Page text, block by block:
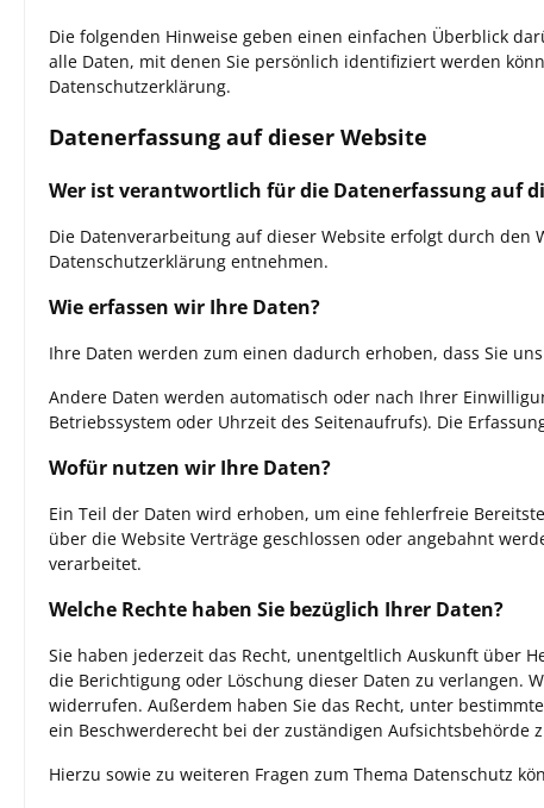
Die folgenden Hinweise geben einen einfachen Überblick
alle Daten, mit denen Sie persönlich identifiziert werden
Datenschutzerklärung.
Datenerfassung auf dieser Website
Wer ist verantwortlich für die Datenerfassung auf
Die Datenverarbeitung auf dieser Website erfolgt durch den
Datenschutzerklärung entnehmen.
Wie erfassen wir Ihre Daten?
Ihre Daten werden zum einen dadurch erhoben, dass Sie
Andere Daten werden automatisch oder nach Ihrer
Betriebssystem oder Uhrzeit des Seitenaufrufs). Die
Wofür nutzen wir Ihre Daten?
Ein Teil der Daten wird erhoben, um eine fehlerfreie
über die Website Verträge geschlossen oder angebahnt
verarbeitet.
Welche Rechte haben Sie bezüglich Ihrer Daten?
Sie haben jederzeit das Recht, unentgeltlich Auskunft über
die Berichtigung oder Löschung dieser Daten zu verlangen.
widerrufen. Außerdem haben Sie das Recht, unter
ein Beschwerderecht bei der zuständigen Aufsichtsbehörde
Hierzu sowie zu weiteren Fragen zum Thema Datenschutz